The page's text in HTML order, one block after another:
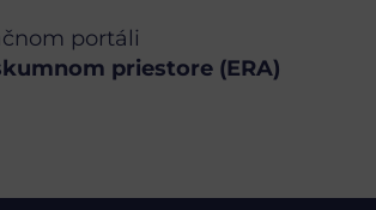
portáli
priestore (ERA)